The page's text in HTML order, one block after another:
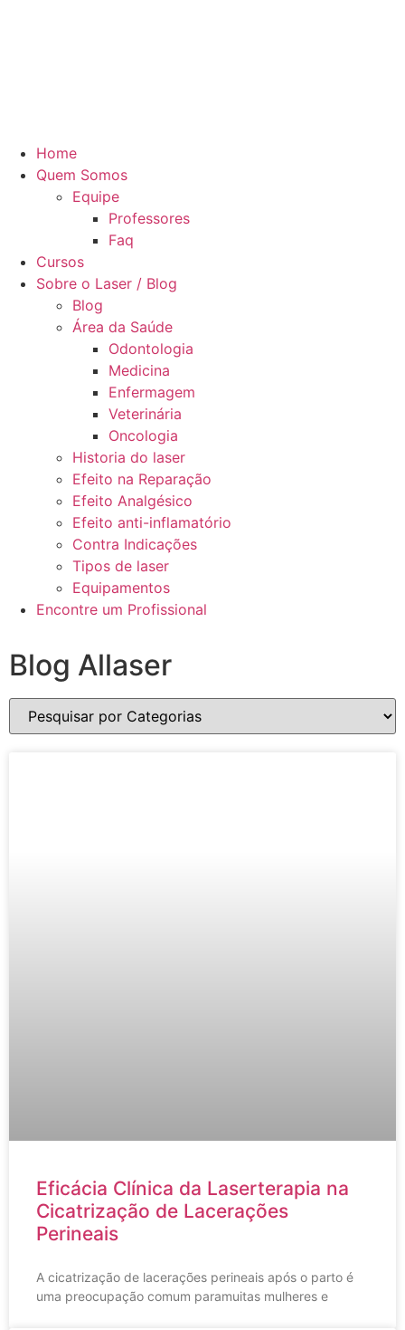
Home
Quem Somos
Equipe
Professores
Faq
Cursos
Sobre o Laser / Blog
Blog
Área da Saúde
Odontologia
Medicina
Enfermagem
Veterinária
Oncologia
Historia do laser
Efeito na Reparação
Efeito Analgésico
Efeito anti-inflamatório
Contra Indicações
Tipos de laser
Equipamentos
Encontre um Profissional
Blog Allaser
Eficácia Clínica da Laserterapia na
Cicatrização de Lacerações
Perineais
A cicatrização de lacerações perineais após o parto é
uma preocupação comum paramuitas mulheres e